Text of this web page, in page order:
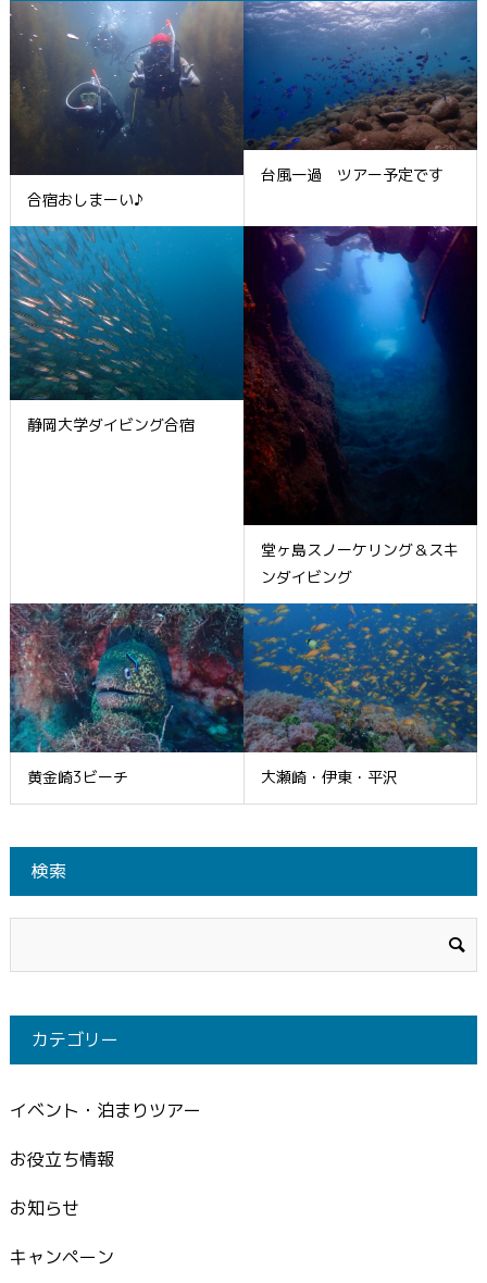
合宿おしまーい♪
台風一過 ツアー予定です
静岡大学ダイビング合宿
堂ヶ島スノーケリング＆スキ
ンダイビング
黄金崎3ビーチ 大瀬崎・伊東・平沢
検索
カテゴリー
イベント・泊まりツアー
お役立ち情報
お知らせ
キャンペーン